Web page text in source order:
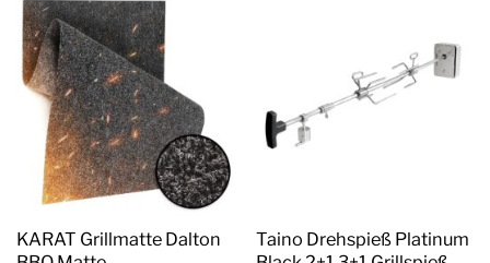
KARAT Grillmatte Dalton
Taino Drehspieß Platinum